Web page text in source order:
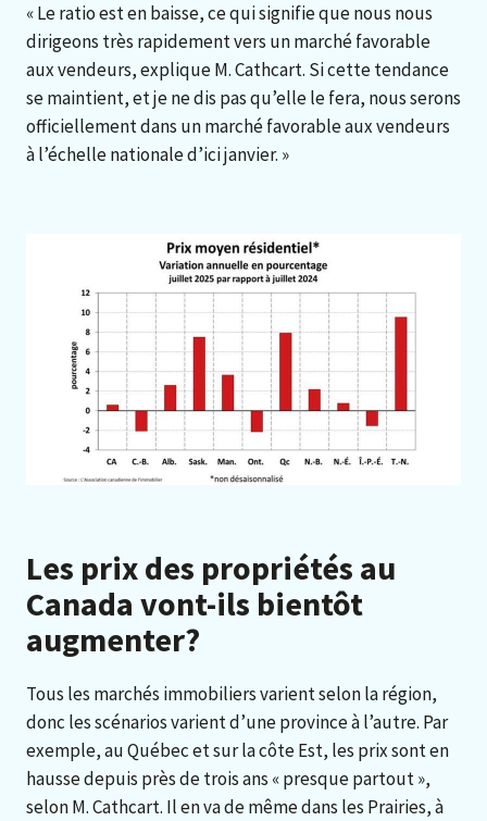
« Le ratio est en baisse, ce qui signifie que nous nous
dirigeons très rapidement vers un marché favorable
aux vendeurs, explique M. Cathcart. Si cette tendance
se maintient, et je ne dis pas qu’elle le fera, nous serons
officiellement dans un marché favorable aux vendeurs
à l’échelle nationale d’ici janvier. »
Les prix des propriétés au
Canada vont-ils bientôt
augmenter?
Tous les marchés immobiliers varient selon la région,
donc les scénarios varient d’une province à l’autre. Par
exemple, au Québec et sur la côte Est, les prix sont en
hausse depuis près de trois ans « presque partout »,
selon M. Cathcart. Il en va de même dans les Prairies, à